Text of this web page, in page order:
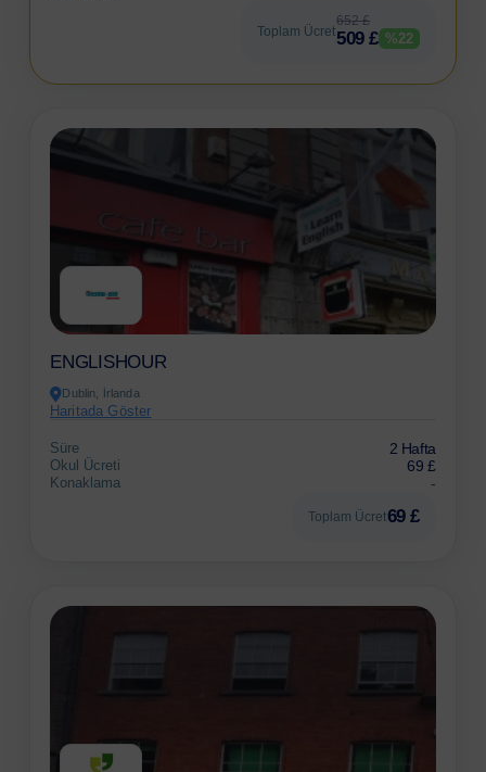
Toplam Ücret
652 £
509 £ %22
ENGLISHOUR
Dublin, İrlanda
Haritada Göster
Süre 2 Hafta
Okul Ücreti 69 £
Konaklama -
Toplam Ücret69 £